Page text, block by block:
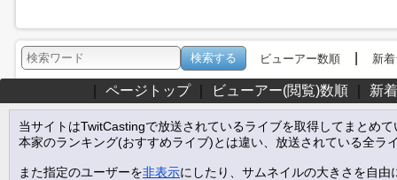
ビューアー数順| 新
ページトップ｜ ビューアー(閲覧)数順｜ 新
当サイトはTwitCastingで放送されているライブを取得してまとめ
本家のランキング(おすすめライブ)とは違い、放送されている全ラ
また指定のユーザーを非表示にしたり、サムネイルの大きさを自